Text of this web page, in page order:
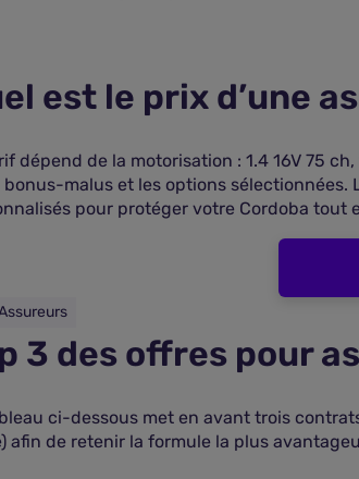
est le prix d’une
dépend de la motorisation : 1.4 16V 75
malus et les options sélectionnées.
pour protéger votre Cordoba tout
3 des offres pour
ci-dessous met en avant trois
afin de retenir la formule la plus